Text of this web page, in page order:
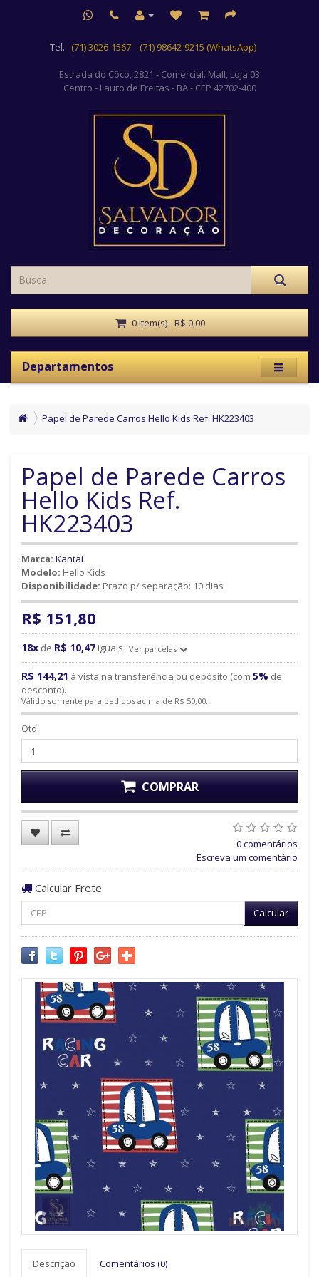
Tel. (71) 3026-1567 (71) 98642-9215 (WhatsApp)
Estrada do Côco, 2821 - Comercial. Mall, Loja 03
Centro - Lauro de Freitas - BA - CEP 42702-400
0 item(s) - R$ 0,00
Departamentos
Papel de Parede Carros Hello Kids Ref. HK223403
Papel de Parede Carros
Hello Kids Ref.
HK223403
Marca: Kantai
Modelo: Hello Kids
Disponibilidade: Prazo p/ separação: 10 dias
R$ 151,80
18x de R$ 10,47 iguais Ver parcelas
R$ 144,21 à vista na transferência ou depósito (com 5% de
desconto).
Válido somente para pedidos acima de R$ 50,00.
Qtd
COMPRAR
0 comentários
Escreva um comentário
Calcular Frete
Calcular
Descrição Comentários (0)